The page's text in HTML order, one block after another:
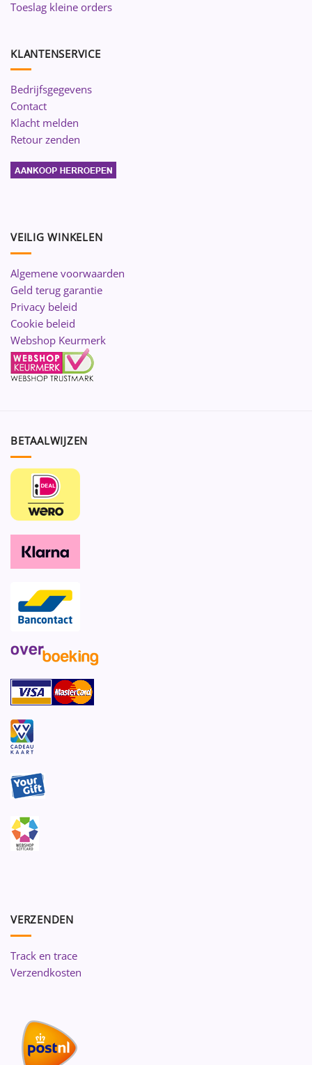
Toeslag kleine orders
KLANTENSERVICE
Bedrijfsgegevens
Contact
Klacht melden
Retour zenden
VEILIG WINKELEN
Algemene voorwaarden
Geld terug garantie
Privacy beleid
Cookie beleid
Webshop Keurmerk
BETAALWIJZEN
VERZENDEN
Track en trace
Verzendkosten